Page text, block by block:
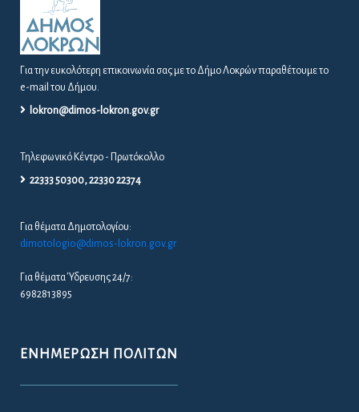
Για την ευκολότερη επικοινωνία σας με το Δήμο Λοκρών παραθέτουμε το
e-mail του Δήμου.
lokron@dimos-lokron.gov.gr
Τηλεφωνικό Κέντρο - Πρωτόκολλο
22333 50300, 22330 22374
Για θέματα Δημοτολογίου:
dimotologio@dimos-lokron.gov.gr
Για θέματα Ύδρευσης 24/7:
6982813895
ΕΝΗΜΈΡΩΣΗ ΠΟΛΙΤΏΝ